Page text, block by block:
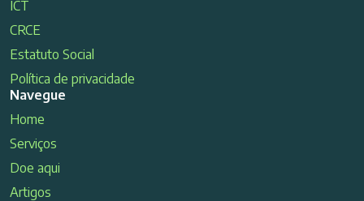
ICT
CRCE
Estatuto Social
Política de privacidade
Navegue
Home
Serviços
Doe aqui
Artigos